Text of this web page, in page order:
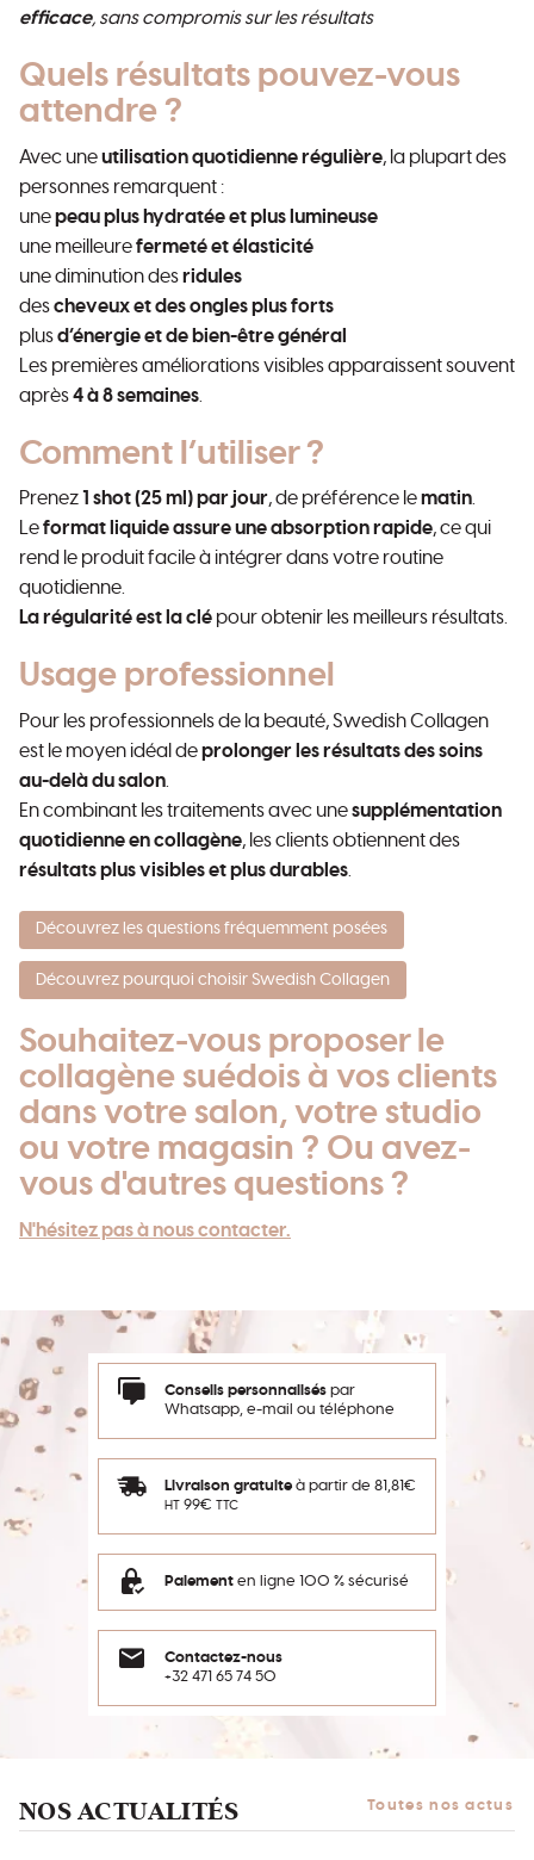
efficace, sans compromis sur les résultats
Quels résultats pouvez-vous
attendre ?
Avec uneutilisation quotidienne régulière, la plupart des
personnes remarquent :
unepeau plus hydratée et plus lumineuse
une meilleurefermeté et élasticité
une diminution desridules
descheveux et des ongles plus forts
plusd’énergie et de bien-être général
Les premières améliorations visibles apparaissent souvent
après4 à 8 semaines
Comment l’utiliser ?
Prenez1 shot (25 ml) par jour, de préférence lematin
Leformat liquide assure une absorption rapide, ce qui
rend le produit facile à intégrer dans votre routine
quotidienne.
La régularité est la clé pour obtenir les meilleurs résultats.
Usage professionnel
Pour les professionnels de la beauté, Swedish Collagen
est le moyen idéal deprolonger les résultats des soins
au-delà du salon
En combinant les traitements avec unesupplémentation
quotidienne en collagène, les clients obtiennent des
résultats plus visibles et plus durables
Découvrez les questions fréquemment posées
Découvrez pourquoi choisir Swedish Collagen
Souhaitez-vous proposer le
collagène suédois à vos clients
dans votre salon, votre studio
ou votre magasin ? Ou avez-
vous d'autres questions ?
N'hésitez pas à nous contacter.
Conseils personnalisés par
Whatsapp, e-mail ou téléphone
Livraison gratuite à partir de 81,81€
HT 99€ TTC
Paiement en ligne 100 % sécurisé
Contactez-nous
+32 471 65 74 50
NOS ACTUALITÉS Toutes nos actus